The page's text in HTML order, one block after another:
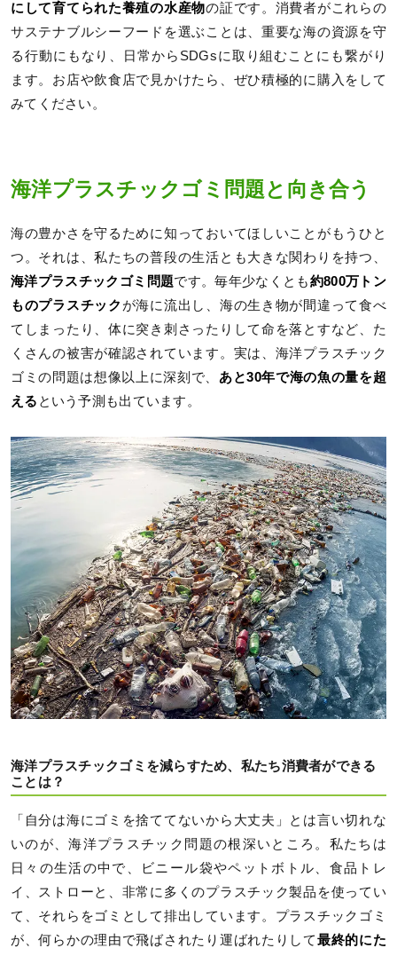
にして育てられた養殖の水産物の証です。消費者がこれらの
サステナブルシーフードを選ぶことは、重要な海の資源を守
る行動にもなり、日常からSDGsに取り組むことにも繋がり
ます。お店や飲食店で見かけたら、ぜひ積極的に購入をして
みてください。
海洋プラスチックゴミ問題と向き合う
海の豊かさを守るために知っておいてほしいことがもうひと
つ。それは、私たちの普段の生活とも大きな関わりを持つ、
海洋プラスチックゴミ問題です。毎年少なくとも約800万トン
ものプラスチック が海に流出し、海の生き物が間違って食べ
てしまったり、体に突き刺さったりして命を落とすなど、た
くさんの被害が確認されています。実は、海洋プラスチック
ゴミの問題は想像以上に深刻で、 あと30年で海の魚の量を超
える という予測も出ています。
海洋プラスチックゴミを減らすため、私たち消費者ができる
ことは？
「自分は海にゴミを捨ててないから大丈夫」とは言い切れな
いのが、海洋プラスチック問題の根深いところ。私たちは
日々の生活の中で、ビニール袋やペットボトル、食品トレ
イ、ストローと、非常に多くのプラスチック製品を使ってい
て、それらをゴミとして排出しています。プラスチックゴミ
が、何らかの理由で飛ばされたり運ばれたりして最終的にた